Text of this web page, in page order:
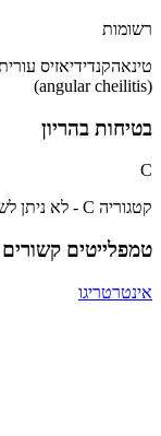
רשומות
טינאהקנדידיאזיס
(angular cheilitis)
בטיחות בהריון
C
קטגוריה C - לא ניתן לשלול סיכון
טמפלייטים
אינטרטריגו